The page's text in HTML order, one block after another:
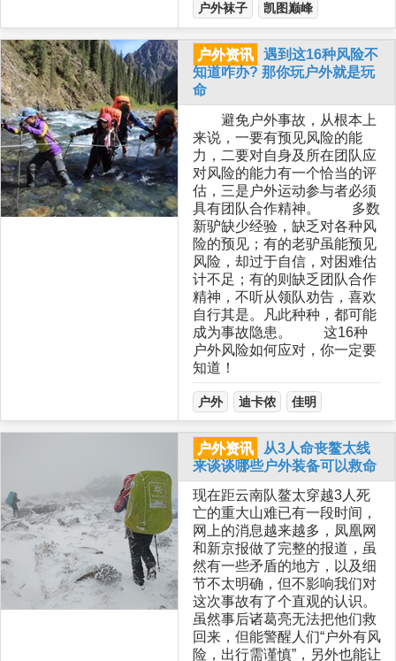
户外袜子 凯图巅峰
户外资讯
遇到这16种风险不
知道咋办? 那你玩户外就是玩
命
避免户外事故，从根本上
来说，一要有预见风险的能
力，二要对自身及所在团队应
对风险的能力有一个恰当的评
估，三是户外运动参与者必须
具有团队合作精神。 多数
新驴缺少经验，缺乏对各种风
险的预见；有的老驴虽能预见
风险，却过于自信，对困难估
计不足；有的则缺乏团队合作
精神，不听从领队劝告，喜欢
自行其是。凡此种种，都可能
成为事故隐患。 这16种
户外风险如何应对，你一定要
知道！
户外 迪卡侬 佳明
户外资讯
从3人命丧鳌太线
来谈谈哪些户外装备可以救命
现在距云南队鳌太穿越3人死
亡的重大山难已有一段时间，
网上的消息越来越多，凤凰网
和新京报做了完整的报道，虽
然有一些矛盾的地方，以及细
节不太明确，但不影响我们对
这次事故有了个直观的认识。
虽然事后诸葛亮无法把他们救
回来，但能警醒人们“户外有风
险，出行需谨慎”，另外也能让